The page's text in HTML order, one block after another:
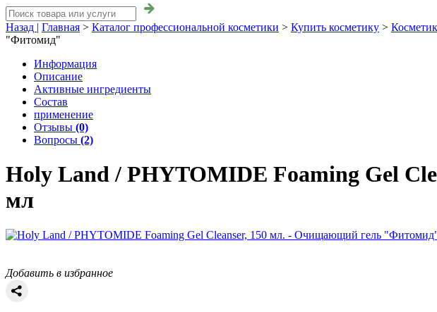
Назад | Главная > Каталог профессиональной косметики > Купить косметику >
"Фитомид"
Информация
Описание
Активные ингредиенты
Состав
применение
Отзывы (0)
Вопросы (2)
Holy Land / PHYTOMIDE Foaming Gel
мл
Добавить в избранное